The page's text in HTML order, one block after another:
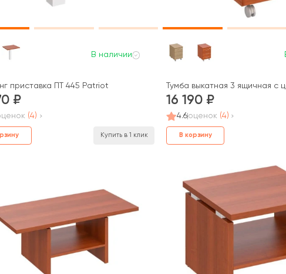
В наличии
приставка ПТ 445 Patriot
(4)
Купить в 1 клик
Тумба выкатная 3 ящичная с
16 190
4.6оценок (4)
В корзину